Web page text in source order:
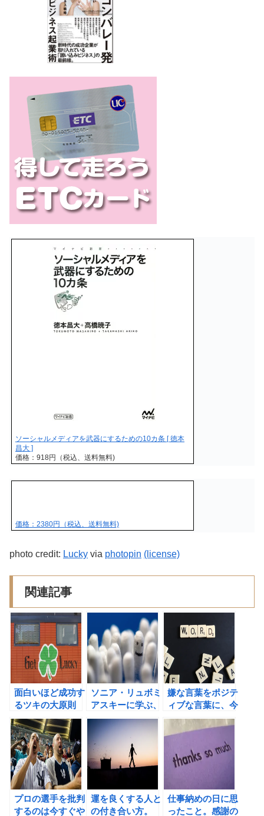
ソーシャルメディアを武器にするための10カ条 [ 徳本
昌大 ]
価格：918円（税込、送料無料)
価格：2380円（税込、送料無料)
photo credit: Lucky via photopin (license)
関連記事
面白いほど成功す
るツキの大原則
（西田文郎著）の
書評
ソニア・リュボミ
アスキーに学ぶ、
幸せのための習慣
術
嫌な言葉をポジテ
ィブな言葉に、今
すぐ言い換えよ
う！
プロの選手を批判
するのは今すぐや
運を良くする人と
の付き合い方。
仕事納めの日に思
ったこと。感謝の